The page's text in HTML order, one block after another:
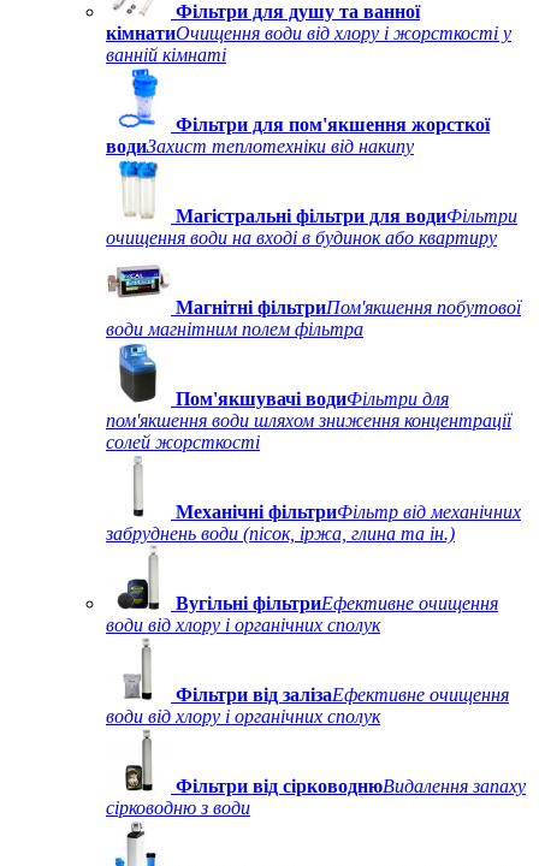
Фільтри для душу та ванної
кімнатиОчищення води від хлору і жорсткості у
ванній кімнаті
Фільтри для пом'якшення жорсткої
водиЗахист теплотехніки від накипу
Магістральні фільтри для водиФільтри
очищення води на вході в будинок або квартиру
Магнітні фільтриПом'якшення побутової
води магнітним полем фільтра
Пом'якшувачі водиФільтри для
пом'якшення води шляхом зниження концентрації
солей жорсткості
Механічні фільтриФільтр від механічних
забруднень води (пісок, іржа, глина та ін.)
Вугільні фільтриЕфективне очищення
води від хлору і органічних сполук
Фільтри від залізаЕфективне очищення
води від хлору і органічних сполук
Фільтри від сірководнюВидалення запаху
сірководню з води